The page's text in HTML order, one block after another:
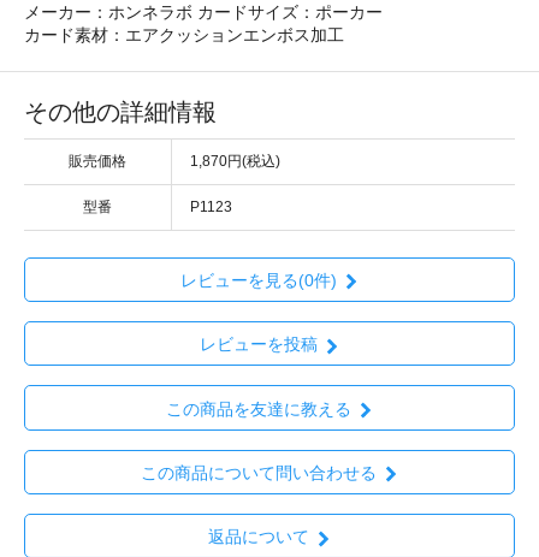
メーカー：ホンネラボ カードサイズ：ポーカー
カード素材：エアクッションエンボス加工
その他の詳細情報
販売価格 1,870円(税込)
型番 P1123
レビューを見る(0件)
レビューを投稿
この商品を友達に教える
この商品について問い合わせる
返品について